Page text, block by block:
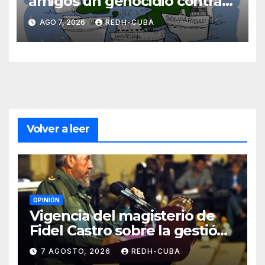
Cuba? Por Hedelberto López
Blanch
AGO 7, 2026 REDH-CUBA
Volver a leer
OPINIÓN
Vigencia del magisterio de
Fidel Castro sobre la gestión
del liderazgo revolucionario.
Por Jorge Luís Guach Estévez
7 AGOSTO, 2026 REDH-CUBA